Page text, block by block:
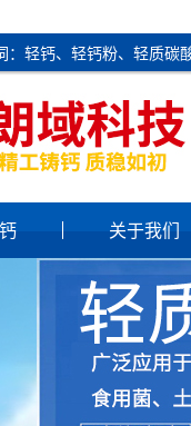
：轻钙、轻钙粉、轻质碳
关于我们